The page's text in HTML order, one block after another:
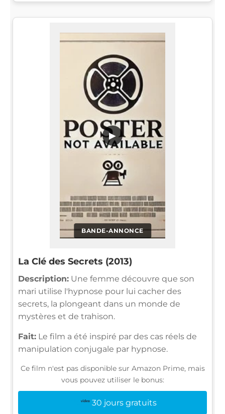
BANDE-ANNONCE
▶
La Clé des Secrets (2013)
Description: Une femme découvre que son
mari utilise l'hypnose pour lui cacher des
secrets, la plongeant dans un monde de
mystères et de trahison.
Fait: Le film a été inspiré par des cas réels de
manipulation conjugale par hypnose.
Ce film n'est pas disponible sur Amazon Prime, mais
vous pouvez utiliser le bonus:
30 jours gratuits